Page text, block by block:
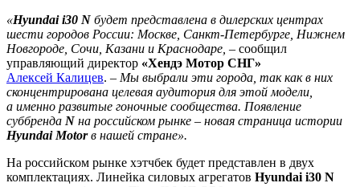
«Hyundai i30 N будет представлена в дилерских центрах
шести городов России: Москве, Санкт-Петербурге, Нижнем
Новгороде, Сочи, Казани и Краснодаре, – сообщил
управляющий директор «Хендэ Мотор СНГ»
Алексей Калицев. – Мы выбрали эти города, так как в них
сконцентрирована целевая аудитория для этой модели,
а именно развитые гоночные сообщества. Появление
суббренда N на российском рынке – новая страница истории
Hyundai Motorв нашей стране».
На российском рынке хэтчбек будет представлен в двух
комплектациях. Линейка силовых агрегатов Hyundai i30 N